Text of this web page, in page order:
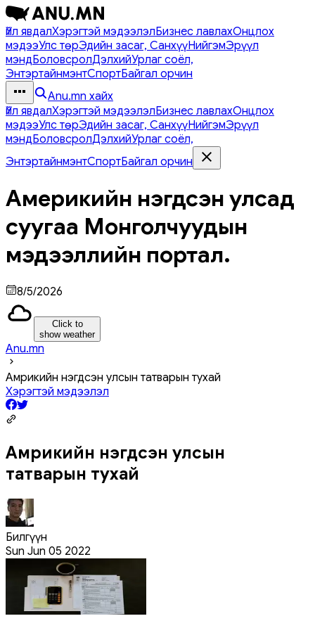
Үйл явдалХэрэгтэй мэдээлэлБизнес лавлахОнцлох
мэдээУлс төрЭдийн засаг, СанхүүНийгэмЭрүүл
мэндБоловсролДэлхийУрлаг соёл,
ЭнтэртайнмэнтСпортБайгал орчин
Anu.mn хайх
Үйл явдалХэрэгтэй мэдээлэлБизнес лавлахОнцлох
мэдээУлс төрЭдийн засаг, СанхүүНийгэмЭрүүл
мэндБоловсролДэлхийУрлаг соёл,
ЭнтэртайнмэнтСпортБайгал орчин
Америкийн нэгдсэн улсад
суугаа Монголчуудын
мэдээллийн портал.
8/5/2026
Click to
show weather
Anu.mn
Амрикийн нэгдсэн улсын татварын тухай
Хэрэгтэй мэдээлэл
Амрикийн нэгдсэн улсын
татварын тухай
Билгүүн
Sun Jun 05 2022